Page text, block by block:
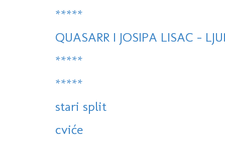
*****
QUASARR I JOSIPA LISAC -
*****
*****
stari split
cviće